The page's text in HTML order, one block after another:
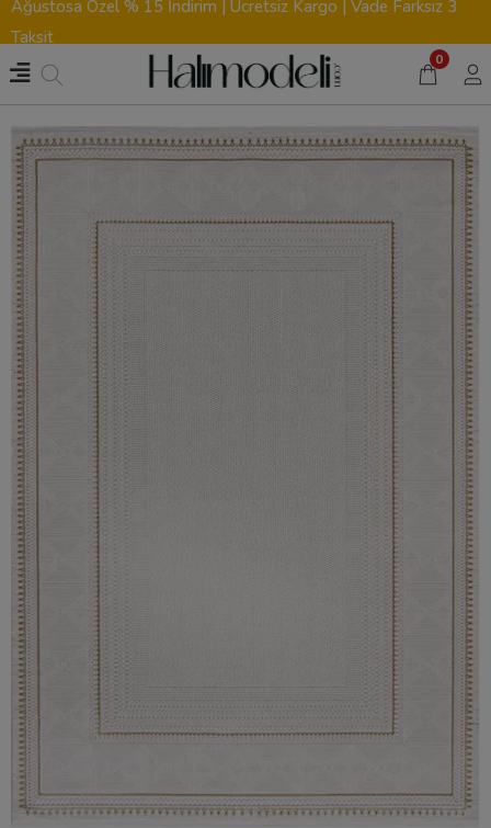
Ağustosa Özel % 15 İndirim | Ücretsiz Kargo | Vade Farksız 3
Taksit
0